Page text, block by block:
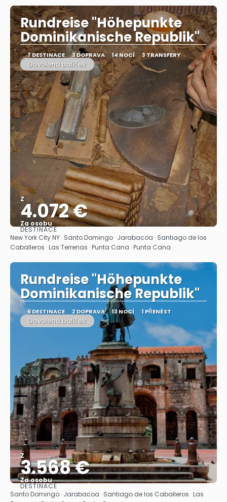
Rundreise "Höhepunkte
Dominikanische Republik"
7 DESTINACE 3 DOPRAVA 14 NOCÍ 3 TRANSFERY
Dovolená balíček
Z
4.072 €
Za osobu
Zobrazit
DESTINACE
New York City NY · Santo Domingo · Jarabacoa · Santiago de los
Caballeros · Las Terrenas · Punta Cana · Punta Cana
Rundreise "Höhepunkte
Dominikanische Republik"
6 DESTINACE 2 DOPRAVA 13 NOCÍ 1 PŘENÉST
Dovolená balíček
Z
3.568 €
Za osobu
Zobrazit
DESTINACE
Santo Domingo · Jarabacoa · Santiago de los Caballeros · Las